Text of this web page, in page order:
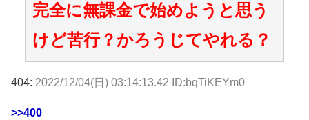
完全に無課金で始めようと思う
けど苦行？かろうじてやれる？
404: 2022/12/04(日) 03:14:13.42 ID:bqTiKEYm0
>>400